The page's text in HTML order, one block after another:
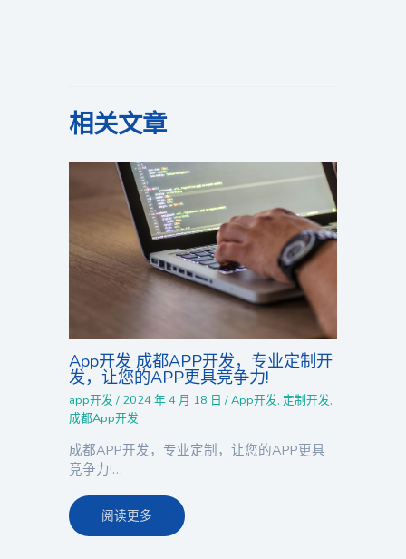
相关文章
App开发 成都APP开发，专业定制开
发，让您的APP更具竞争力!
app开发 / 2024 年 4 月 18 日/App开发, 定制开发,
成都App开发
成都APP开发，专业定制，让您的APP更具
竞争力!…
阅读更多